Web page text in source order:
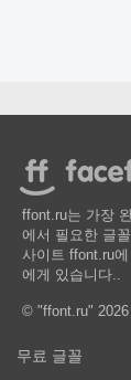
ffont.ru는 가장
에서 필요한 글
사이트 ffont.ru
에게 있습니다..
© "ffont.ru" 2026
무료 글꼴